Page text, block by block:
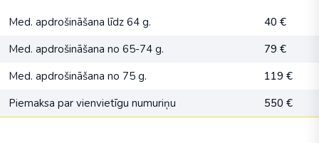
Med. apdrošināšana līdz 64 g.
40 €
Med. apdrošināšana no 65-74 g.
79 €
Med. apdrošināšana no 75 g.
119 €
Piemaksa par vienvietīgu numuriņu
550 €